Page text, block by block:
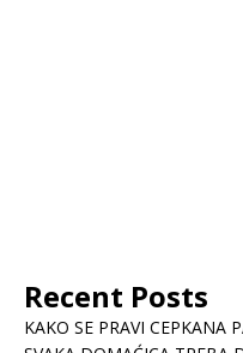
Recent Posts
KAKO SE PRAVI